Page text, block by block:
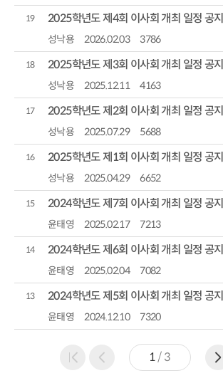
19 2025학년도 제4회 이사회 개최 일정 공지
성낙용 2026.02.03 3786
18 2025학년도 제3회 이사회 개최 일정 공지
성낙용 2025.12.11 4163
17 2025학년도 제2회 이사회 개최 일정 공지
성낙용 2025.07.29 5688
16 2025학년도 제1회 이사회 개최 일정 공지
성낙용 2025.04.29 6652
15 2024학년도 제7회 이사회 개최 일정 공지
윤태영 2025.02.17 7213
14 2024학년도 제6회 이사회 개최 일정 공지
윤태영 2025.02.04 7082
13 2024학년도 제5회 이사회 개최 일정 공지
윤태영 2024.12.10 7320
1/3